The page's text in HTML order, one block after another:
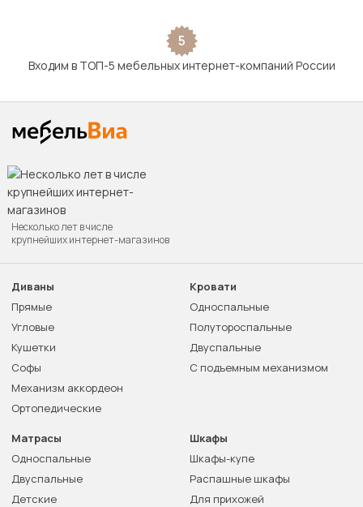
5
Входим в ТОП-5 мебельных интернет-компаний России
Несколько лет в числе
крупнейших интернет-магазинов
Диваны
Прямые
Угловые
Кушетки
Софы
Механизм аккордеон
Ортопедические
Кровати
Односпальные
Полутороспальные
Двуспальные
С подъемным механизмом
Матрасы
Односпальные
Двуспальные
Детские
Шкафы
Шкафы-купе
Распашные шкафы
Для прихожей